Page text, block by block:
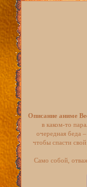
Описание аниме
в каком-то
очередная беда
чтобы спасти
Само собой,